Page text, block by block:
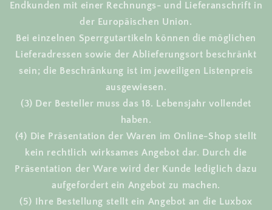
Endkunden mit einer Rechnungs- und Lieferanschrift in
der Europäischen Union.
Bei einzelnen Sperrgutartikeln können die möglichen
Lieferadressen sowie der Ablieferungsort beschränkt
sein; die Beschränkung ist im jeweiligen Listenpreis
ausgewiesen.
(3) Der Besteller muss das 18. Lebensjahr vollendet
haben.
(4) Die Präsentation der Waren im Online-Shop stellt
kein rechtlich wirksames Angebot dar. Durch die
Präsentation der Ware wird der Kunde lediglich dazu
aufgefordert ein Angebot zu machen.
(5) Ihre Bestellung stellt ein Angebot an die Luxbox